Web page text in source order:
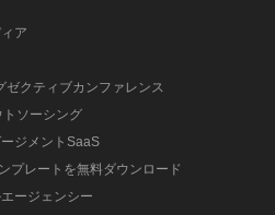
ア
ゼクティブカンファレンス
ソーシング
ジメントSaaS
プレートを無料ダウンロード
ージェンシー